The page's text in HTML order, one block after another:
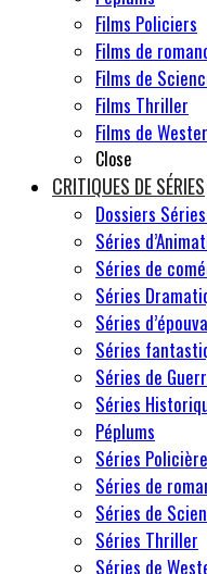
Films Policiers
Films de
Films de
Films Thriller
Films de
Close
CRITIQUES DE SÉRIES
Dossiers
Séries
Séries de
Séries
Séries
Séries
Séries de
Séries
Péplums
Séries
Séries de
Séries de
Séries Thriller
Séries de